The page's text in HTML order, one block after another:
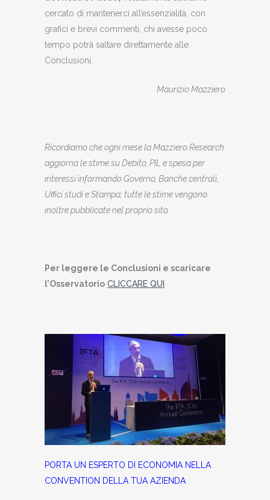
cercato di mantenerci all’essenzialità, con
grafici e brevi commenti, chi avesse poco
tempo potrà saltare direttamente alle
Conclusioni.
Maurizio Mazziero
Ricordiamo che ogni mese la Mazziero Research
aggiorna le stime su Debito, PIL e spesa per
interessi informando Governo, Banche centrali,
Uffici studi e Stampa; tutte le stime vengono
inoltre pubblicate nel proprio sito.
Per leggere le Conclusioni e scaricare
l’Osservatorio CLICCARE QUI
PORTA UN ESPERTO DI ECONOMIA NELLA
CONVENTION DELLA TUA AZIENDA